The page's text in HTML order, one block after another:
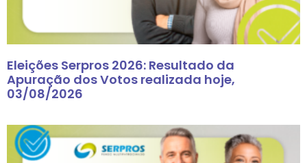
Eleições Serpros 2026: Resultado da
Apuração dos Votos realizada hoje,
03/08/2026